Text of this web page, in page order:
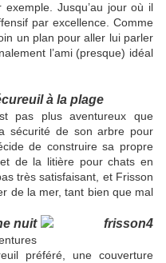
Jusqu’au jour où il
par excellence. Comme
un plan pour aller lui parler
l’ami (presque) idéal
à la plage
pas plus aventureux que
sécurité de son arbre pour
de construire sa propre
de la litière pour chats en
très satisfaisant, et Frisson
de la mer, tant bien que mal
nuit
préféré, une couverture